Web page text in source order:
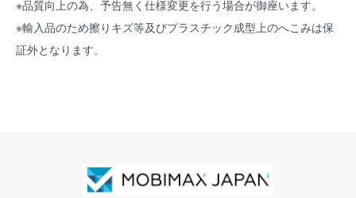
※品質向上の為、予告無く仕様変更を行う場合が御座います。
※輸入品のため擦りキズ等及びプラスチック成型上のへこみは保
証外となります。